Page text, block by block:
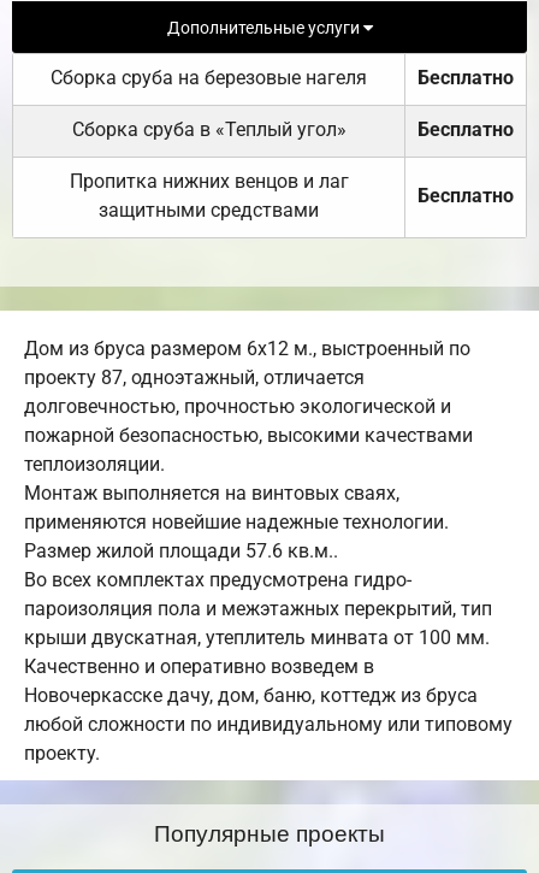
Дополнительные услуги
Сборка сруба на березовые нагеля Бесплатно
Сборка сруба в «Теплый угол» Бесплатно
Пропитка нижних венцов и лаг
защитными средствами
Бесплатно
Дом из бруса размером 6х12 м., выстроенный по
проекту 87, одноэтажный, отличается
долговечностью, прочностью экологической и
пожарной безопасностью, высокими качествами
теплоизоляции.
Монтаж выполняется на винтовых сваях,
применяются новейшие надежные технологии.
Размер жилой площади 57.6 кв.м..
Во всех комплектах предусмотрена гидро-
пароизоляция пола и межэтажных перекрытий, тип
крыши двускатная, утеплитель минвата от 100 мм.
Качественно и оперативно возведем в
Новочеркасске дачу, дом, баню, коттедж из бруса
любой сложности по индивидуальному или типовому
проекту.
Популярные проекты